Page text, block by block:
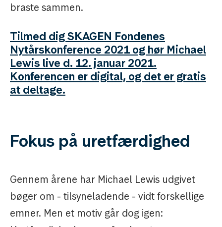
braste sammen.
Tilmed dig SKAGEN Fondenes
Nytårskonference 2021 og hør Michael
Lewis live d. 12. januar 2021.
Konferencen er digital, og det er gratis
at deltage.
Fokus på uretfærdighed
Gennem årene har Michael Lewis udgivet
bøger om - tilsyneladende - vidt forskellige
emner. Men et motiv går dog igen: